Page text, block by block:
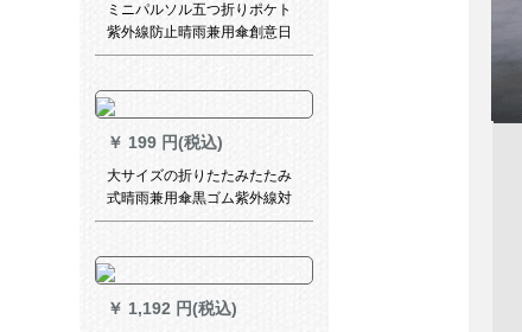
ミニパルソル五つ折りポケト
紫外線防止晴雨兼用傘創意日
傘学生〓折りたたみ傘男女兼
ダー骨折り畳傘です。
￥ 199 円(税込)
大サイズの折りたたみたたみ
式晴雨兼用傘黒ゴム紫外線対
策男女日傘日焼防止傘小黒傘
下直径98 cm
￥ 1,192 円(税込)